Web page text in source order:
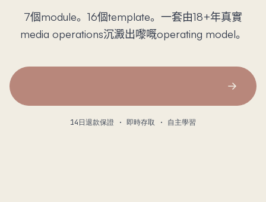
7個module。16個template。一套由18+年真實
media operations沉澱出嚟嘅operating model。
14日退款保證 · 即時存取 · 自主學習